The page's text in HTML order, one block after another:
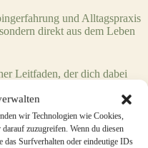
wir Technologien wie Cookies,
zuzugreifen. Wenn du diesen
Surfverhalten oder eindeutige IDs
und Alltagspraxis
direkt aus dem Leben
Leitfaden, der dich dabei
und entspannter zu